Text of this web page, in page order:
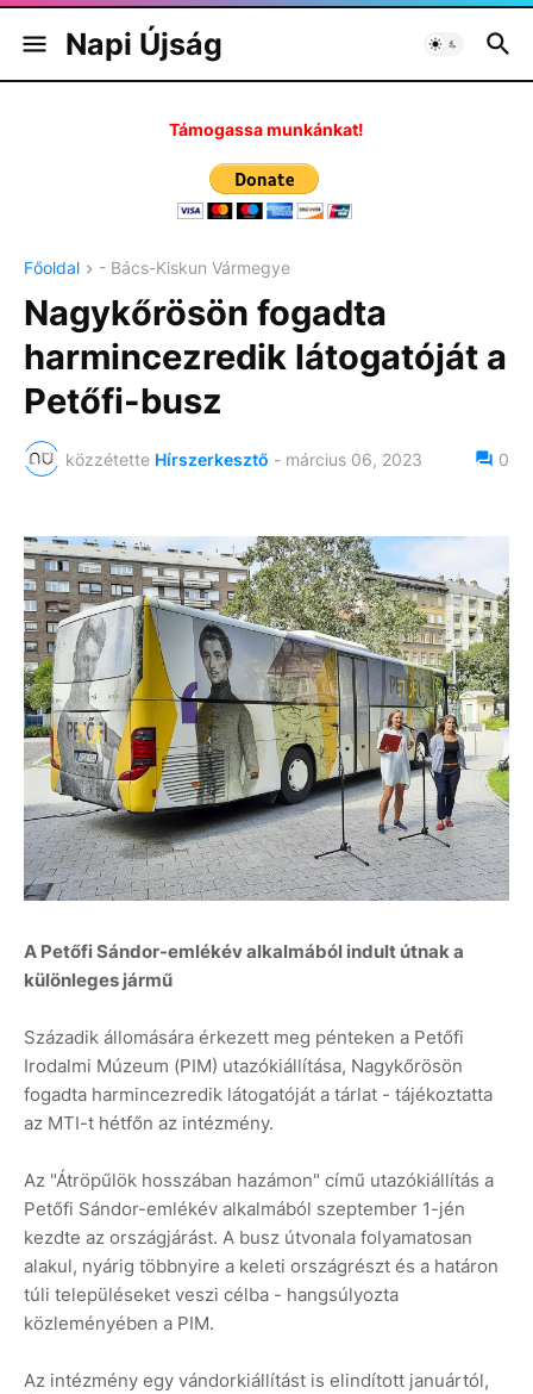
Napi Újság
Támogassa munkánkat!
Főoldal - Bács-Kiskun Vármegye
Nagykőrösön fogadta
harmincezredik látogatóját a
Petőfi-busz
közzétette Hírszerkesztő - március 06, 2023 0
A Petőfi Sándor-emlékév alkalmából indult útnak a
különleges jármű
Századik állomására érkezett meg pénteken a Petőfi
Irodalmi Múzeum (PIM) utazókiállítása, Nagykőrösön
fogadta harmincezredik látogatóját a tárlat - tájékoztatta
az MTI-t hétfőn az intézmény.
Az "Átröpűlök hosszában hazámon" című utazókiállítás a
Petőfi Sándor-emlékév alkalmából szeptember 1-jén
kezdte az országjárást. A busz útvonala folyamatosan
alakul, nyárig többnyire a keleti országrészt és a határon
túli településeket veszi célba - hangsúlyozta
közleményében a PIM.
Az intézmény egy vándorkiállítást is elindított januártól,